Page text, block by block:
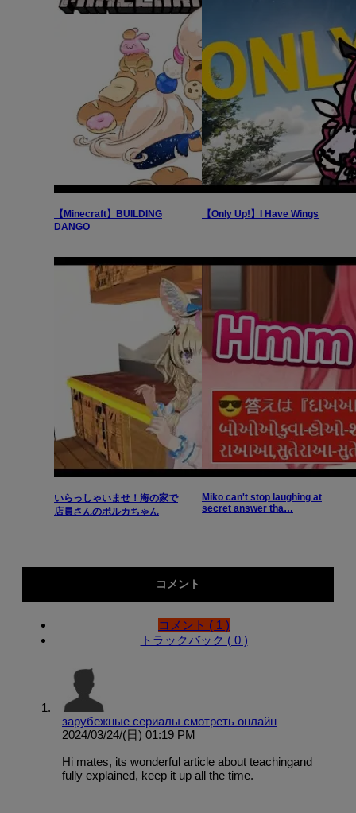
【Minecraft】BUILDING
DANGO
【Only Up!】I Have Wings
いらっしゃいませ！海の家で
店員さんのポルカちゃん
Miko can't stop laughing at
secret answer tha…
コメント
コメント ( 1 )
トラックバック ( 0 )
зарубежные сериалы смотреть онлайн
2024/03/24/(日) 01:19 PM
Hi mates, its wonderful article about teachingand
fully explained, keep it up all the time.